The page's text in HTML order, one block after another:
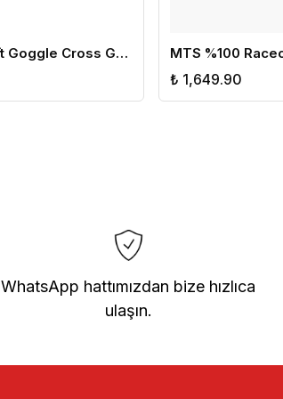
%100 Racecraft Goggle Cross Gözlük Siyah Sarı
₺ 1,649.90
WhatsApp hattımızdan bize hızlıca
ulaşın.